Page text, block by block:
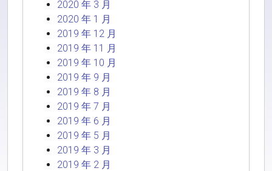
2020 年 3 月
2020 年 1 月
2019 年 12 月
2019 年 11 月
2019 年 10 月
2019 年 9 月
2019 年 8 月
2019 年 7 月
2019 年 6 月
2019 年 5 月
2019 年 3 月
2019 年 2 月